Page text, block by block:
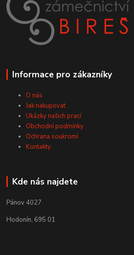
Informace pro zákazníky
O nás
Jak nakupovat
Ukázky našich prací
Obchodní podmínky
Ochrana soukromí
Kontakty
Kde nás najdete
Pánov 4027
Hodonín, 695 01